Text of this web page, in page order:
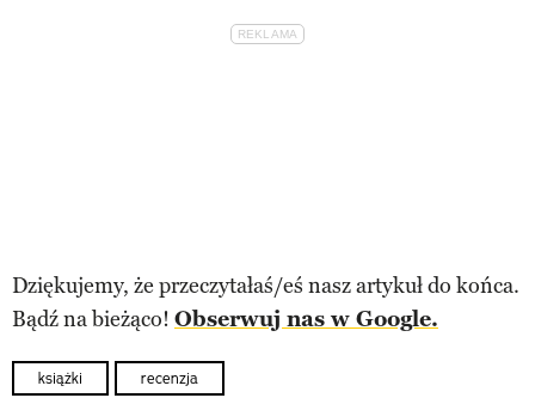
Dziękujemy, że przeczytałaś/eś nasz artykuł do końca.
Bądź na bieżąco! Obserwuj nas w Google.
książki recenzja